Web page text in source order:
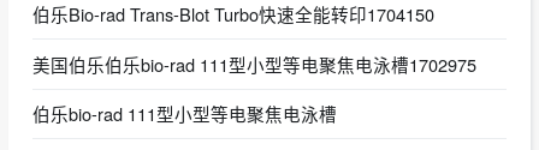
伯乐Bio-rad Trans-Blot Turbo快速全能转印1704150
美国伯乐伯乐bio-rad 111型小型等电聚焦电泳槽1702975
伯乐bio-rad 111型小型等电聚焦电泳槽